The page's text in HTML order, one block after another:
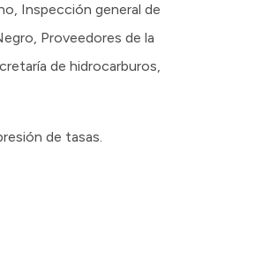
Inspección general de
Proveedores de la
de hidrocarburos,
de tasas.